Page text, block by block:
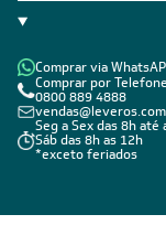
Comprar via
Comprar por Telefone
0800 889 4888
Seg a Sex das 8h até
Sáb das 8h as 12h
*exceto feriados